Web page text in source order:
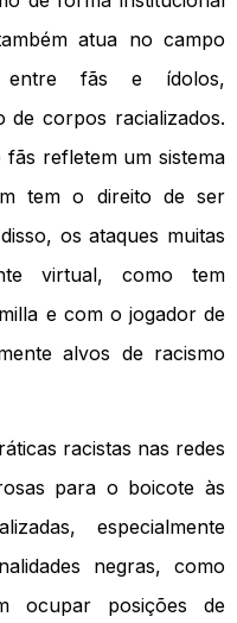
atua no campo
entre fãs e ídolos,
de corpos racializados.
refletem um sistema
tem o direito de ser
os ataques muitas
virtual, como tem
e com o jogador de
alvos de racismo
racistas nas redes
para o boicote às
especialmente
negras, como
ocupar posições de